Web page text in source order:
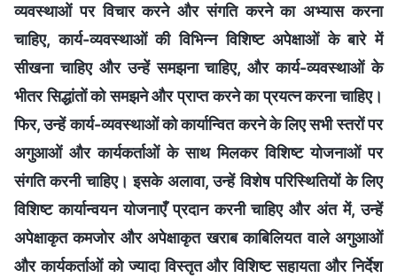
व्यवस्थाओं पर विचार करने और संगति करने का अभ्यास करना
चाहिए, कार्य-व्यवस्थाओं की विभिन्न विशिष्ट अपेक्षाओं के बारे में
सीखना चाहिए और उन्हें समझना चाहिए, और कार्य-व्यवस्थाओं के
भीतर सिद्धांतों को समझने और प्राप्त करने का प्रयत्न करना चाहिए।
फिर, उन्हें कार्य-व्यवस्थाओं को कार्यान्वित करने के लिए सभी स्तरों पर
अगुआओं और कार्यकर्ताओं के साथ मिलकर विशिष्ट योजनाओं पर
संगति करनी चाहिए। इसके अलावा, उन्हें विशेष परिस्थितियों के लिए
विशिष्ट कार्यान्वयन योजनाएँ प्रदान करनी चाहिए और अंत में, उन्हें
अपेक्षाकृत कमजोर और अपेक्षाकृत खराब काबिलियत वाले अगुआओं
और कार्यकर्ताओं को ज्यादा विस्तृत और विशिष्ट सहायता और निर्देश